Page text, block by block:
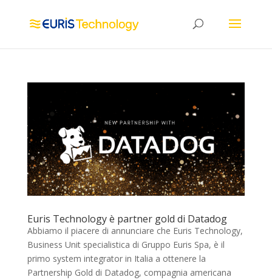
Euris Technology è partner gold di Datadog
Abbiamo il piacere di annunciare che Euris Technology,
Business Unit specialistica di Gruppo Euris Spa, è il
primo system integrator in Italia a ottenere la
Partnership Gold di Datadog, compagnia americana